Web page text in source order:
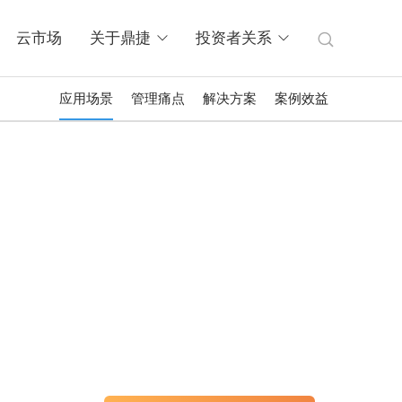
云市场 关于鼎捷 投资者关系
应用场景 管理痛点 解决方案 案例效益